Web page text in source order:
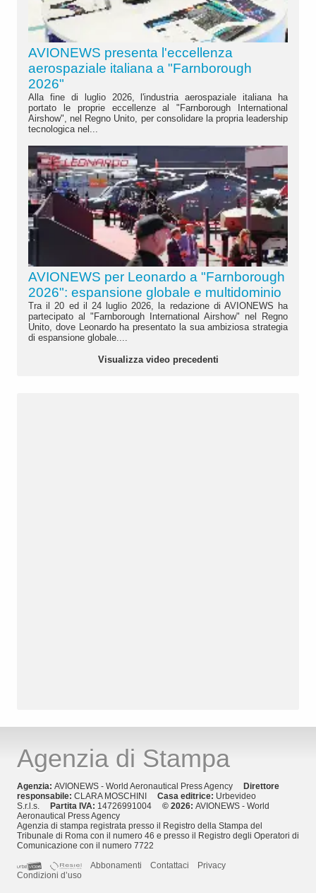
AVIONEWS presenta l'eccellenza
aerospaziale italiana a "Farnborough
2026"
Alla fine di luglio 2026, l'industria aerospaziale italiana ha
portato le proprie eccellenze al "Farnborough International
Airshow", nel Regno Unito, per consolidare la propria leadership
tecnologica nel...
AVIONEWS per Leonardo a "Farnborough
2026": espansione globale e multidominio
Tra il 20 ed il 24 luglio 2026, la redazione di AVIONEWS ha
partecipato al "Farnborough International Airshow" nel Regno
Unito, dove Leonardo ha presentato la sua ambiziosa strategia
di espansione globale....
Visualizza video precedenti
Agenzia di Stampa
Agenzia: AVIONEWS - World Aeronautical Press Agency
Direttore
responsabile: CLARA MOSCHINI Casa editrice: Urbevideo
S.r.l.s.
Partita IVA: 14726991004 © 2026: AVIONEWS - World
Aeronautical Press Agency
Agenzia di stampa registrata presso il Registro della Stampa del
Tribunale di Roma con il numero 46 e presso il Registro degli Operatori di
Comunicazione con il numero 7722
Abbonamenti
Contattaci
Privacy
Condizioni d’uso